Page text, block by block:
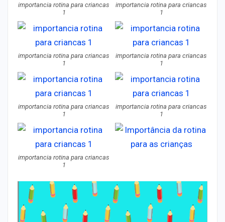
importancia rotina para criancas
1
importancia rotina para criancas
1
importancia rotina para criancas
1
importancia rotina para criancas
1
importancia rotina para criancas
1
importancia rotina para criancas
1
importancia rotina para criancas
1